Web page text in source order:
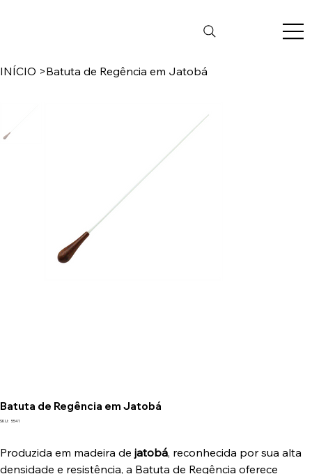
INÍCIO >Batuta de Regência em Jatobá
Batuta de Regência em Jatobá
SKU: SKU
5541
Produzida em madeira de jatobá, reconhecida por sua alta
densidade e resistência, a Batuta de Regência oferece